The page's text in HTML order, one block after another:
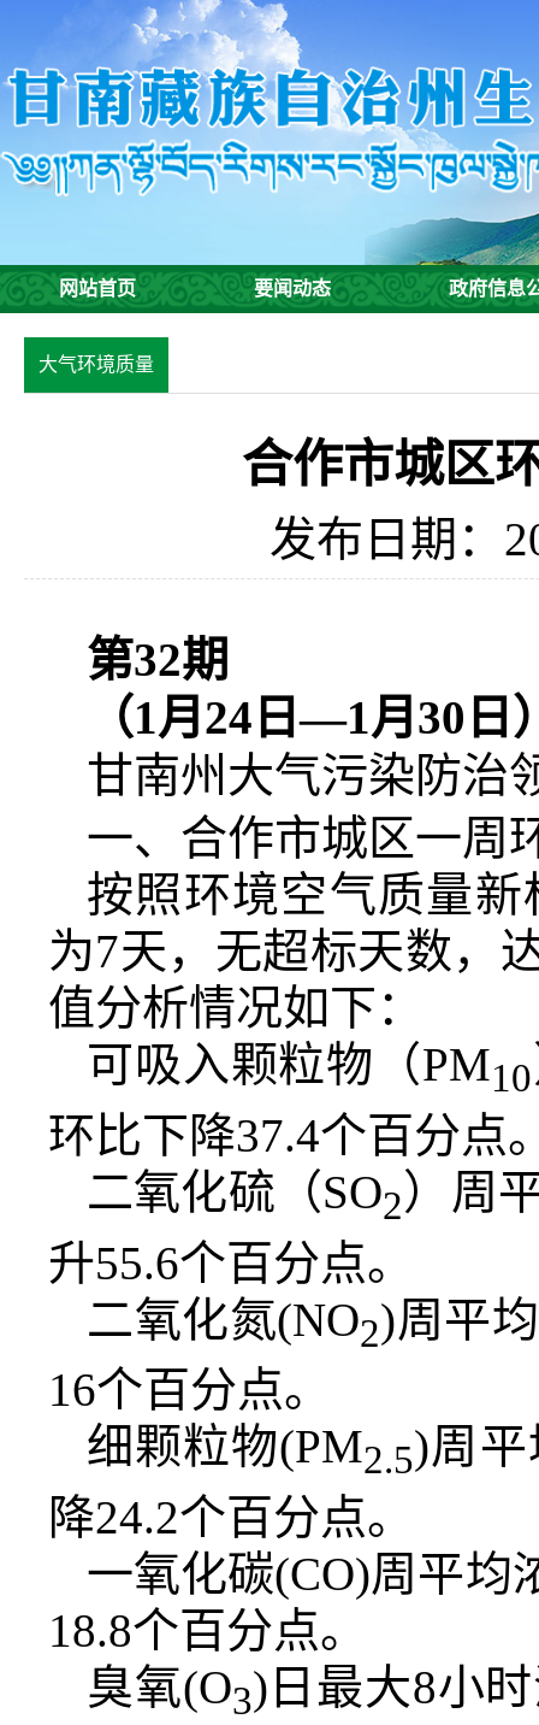
网站首页 要闻动态 政府信息
大气环境质量
合作市城区
发布日期：
第32期
（1月 24 日—1月 30 日
甘南州大气污染防治
一、合作市城区一周
按照环境空气质量
为7天，无超标天数，
值分析情况如下：
可吸入颗粒物（PM10
环比下降37.4个百分点
二氧化硫（SO2）周
升55.6个百分点。
二氧化氮(NO2)周平
16个百分点。
细颗粒物(PM2.5)周平
降24.2个百分点。
一氧化碳(CO)周平均
18.8个百分点。
臭氧(O3)日最大8小